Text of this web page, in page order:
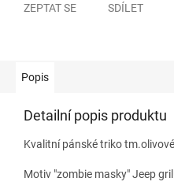
ZEPTAT SE SDÍLET
Popis
Detailní popis produktu
Kvalitní pánské triko
Motiv "zombie masky" Jeep